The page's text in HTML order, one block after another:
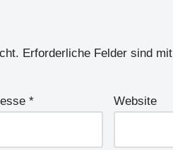
Erforderliche Felder sind mit
* Website